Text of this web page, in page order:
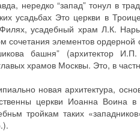
нередко “запад” тонул в
усадьбах Это церкви в
усадебный храм Л.К.
сочетания элементов ордерной
башня” (архитектор
храмов Москвы. Это, в
новая архитектура,
церкви Иоанна
тройкам таких